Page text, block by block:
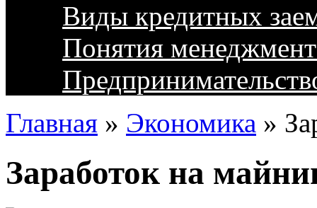
Виды кредитных
Понятия
Главная » Экономика »
Заработок на